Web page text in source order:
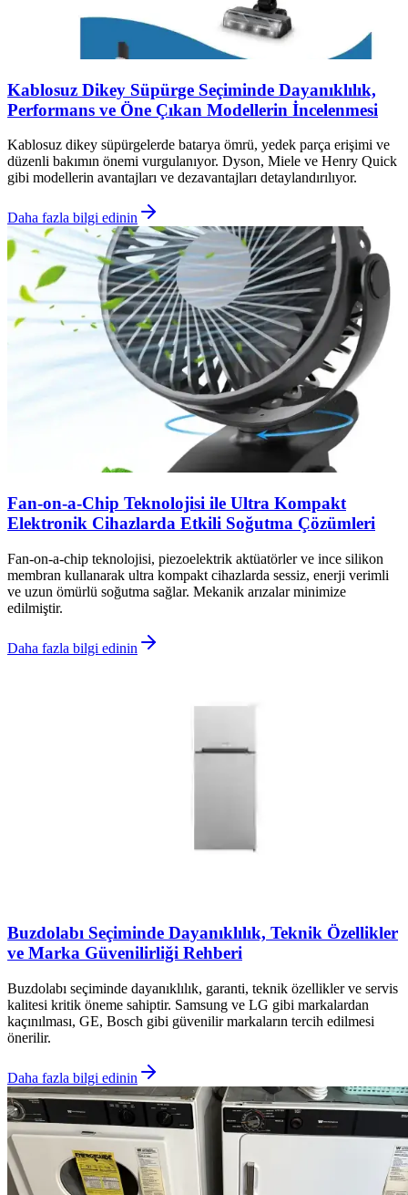
Kablosuz Dikey Süpürge Seçiminde Dayanıklılık,
Performans ve Öne Çıkan Modellerin İncelenmesi
Kablosuz dikey süpürgelerde batarya ömrü, yedek parça erişimi ve
düzenli bakımın önemi vurgulanıyor. Dyson, Miele ve Henry Quick
gibi modellerin avantajları ve dezavantajları detaylandırılıyor.
Daha fazla bilgi edinin
Fan-on-a-Chip Teknolojisi ile Ultra Kompakt
Elektronik Cihazlarda Etkili Soğutma Çözümleri
Fan-on-a-chip teknolojisi, piezoelektrik aktüatörler ve ince silikon
membran kullanarak ultra kompakt cihazlarda sessiz, enerji verimli
ve uzun ömürlü soğutma sağlar. Mekanik arızalar minimize
edilmiştir.
Daha fazla bilgi edinin
Buzdolabı Seçiminde Dayanıklılık, Teknik Özellikler
ve Marka Güvenilirliği Rehberi
Buzdolabı seçiminde dayanıklılık, garanti, teknik özellikler ve servis
kalitesi kritik öneme sahiptir. Samsung ve LG gibi markalardan
kaçınılması, GE, Bosch gibi güvenilir markaların tercih edilmesi
önerilir.
Daha fazla bilgi edinin